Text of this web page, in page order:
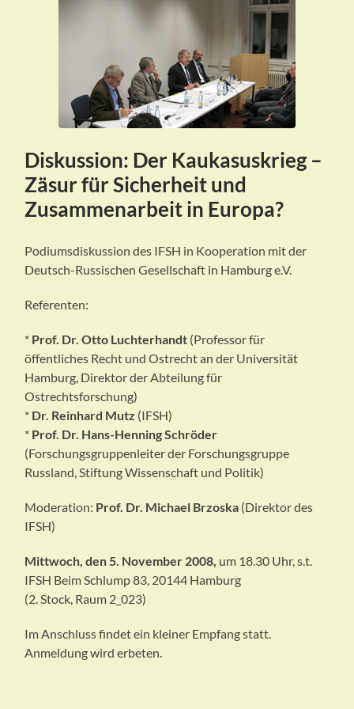
Diskussion: Der Kaukasuskrieg –
Zäsur für Sicherheit und
Zusammenarbeit in Europa?
Podiumsdiskussion des IFSH in Kooperation mit der
Deutsch-Russischen Gesellschaft in Hamburg e.V.
Referenten:
* Prof. Dr. Otto Luchterhandt (Professor für
öffentliches Recht und Ostrecht an der Universität
Hamburg, Direktor der Abteilung für
Ostrechtsforschung)
* Dr. Reinhard Mutz (IFSH)
* Prof. Dr. Hans-Henning Schröder
(Forschungsgruppenleiter der Forschungsgruppe
Russland, Stiftung Wissenschaft und Politik)
Moderation: Prof. Dr. Michael Brzoska (Direktor des
IFSH)
Mittwoch, den 5. November 2008, um 18.30 Uhr, s.t.
IFSH Beim Schlump 83, 20144 Hamburg
(2. Stock, Raum 2_023)
Im Anschluss findet ein kleiner Empfang statt.
Anmeldung wird erbeten.